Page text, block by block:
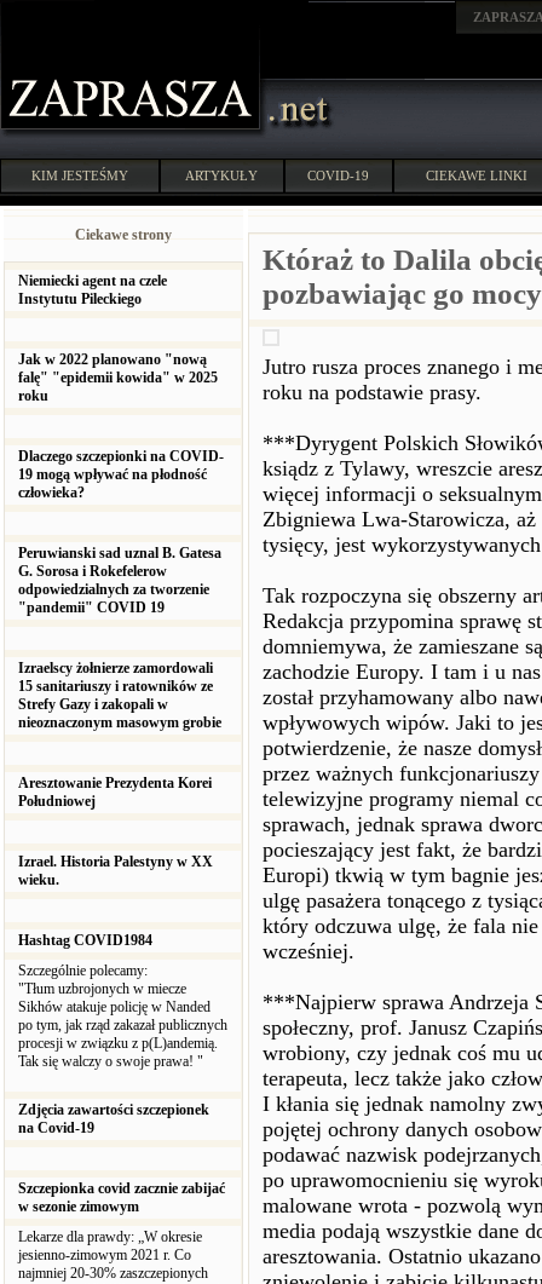
KIM JESTEŚMY ARTYKUŁY COVID-19 CIEKAWE LINKI
Ciekawe strony
Niemiecki agent na czele
Instytutu Pileckiego
Jak w 2022 planowano "nową
falę" "epidemii kowida" w 2025
roku
Dlaczego szczepionki na COVID-
19 mogą wpływać na płodność
człowieka?
Peruwianski sad uznal B. Gatesa
G. Sorosa i Rokefelerow
odpowiedzialnych za tworzenie
"pandemii" COVID 19
Izraelscy żołnierze zamordowali
15 sanitariuszy i ratowników ze
Strefy Gazy i zakopali w
nieoznaczonym masowym grobie
Aresztowanie Prezydenta Korei
Południowej
Izrael. Historia Palestyny w XX
wieku.
Hashtag COVID1984
Szczególnie polecamy:
"Tłum uzbrojonych w miecze
Sikhów atakuje policję w Nanded
po tym, jak rząd zakazał publicznych
procesji w związku z p(L)andemią.
Tak się walczy o swoje prawa! "
Zdjęcia zawartości szczepionek
na Covid-19
Szczepionka covid zacznie zabijać
w sezonie zimowym
Lekarze dla prawdy: „W okresie
jesienno-zimowym 2021 r. Co
najmniej 20-30% zaszczepionych
Któraż to Dalila
pozbawiając go
Jutro rusza proces znanego i
roku na podstawie prasy.
***Dyrygent Polskich
ksiądz z Tylawy, wreszcie
więcej informacji o
Zbigniewa Lwa-Starowicza,
tysięcy, jest
Tak rozpoczyna się obszerny
Redakcja przypomina sprawę
domniemywa, że zamieszane
zachodzie Europy. I tam i u
został przyhamowany albo
wpływowych wipów. Jaki to
potwierdzenie, że nasze
przez ważnych
telewizyjne programy niemal
sprawach, jednak sprawa
pocieszający jest fakt, że
Europi) tkwią w tym bagnie
ulgę pasażera tonącego z
który odczuwa ulgę, że fala
wcześniej.
***Najpierw sprawa Andrzeja
społeczny, prof. Janusz
wrobiony, czy jednak coś mu
terapeuta, lecz także jako
I kłania się jednak namolny
pojętej ochrony danych
podawać nazwisk
po uprawomocnieniu się
malowane wrota - pozwolą
media podają wszystkie dane
aresztowania. Ostatnio